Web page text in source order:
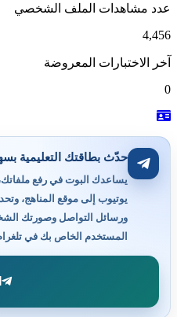
عدد مشاهدات الملف الشخصي
4,456
آخر الاختبارات المعروضة
0
حدّث بطاقتك التعليمية
يساعدك البوت في رفع
يوتيوب إلى موقع المناهج،
ورسائل التواصل وصورتك
المستخدم الخاص بك في